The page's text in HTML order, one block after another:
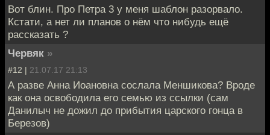
Вот блин. Про Петра 3 у меня шаблон разорвало.
Кстати, а нет ли планов о нём что нибудь ещё
рассказать ?
Червяк »
#12 | 21.07.17 21:13
А разве Анна Иоановна сослала Меншикова? Вроде
как она освободила его семью из ссылки (сам
Данилыч не дожил до прибытия царского гонца в
Березов)